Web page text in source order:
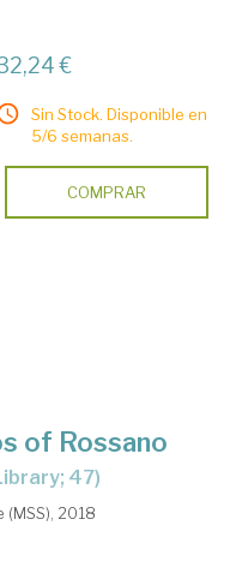
€
Sin Stock. Disponible en
5/6 semanas.
COMPRAR
of Rossano
47)
2018